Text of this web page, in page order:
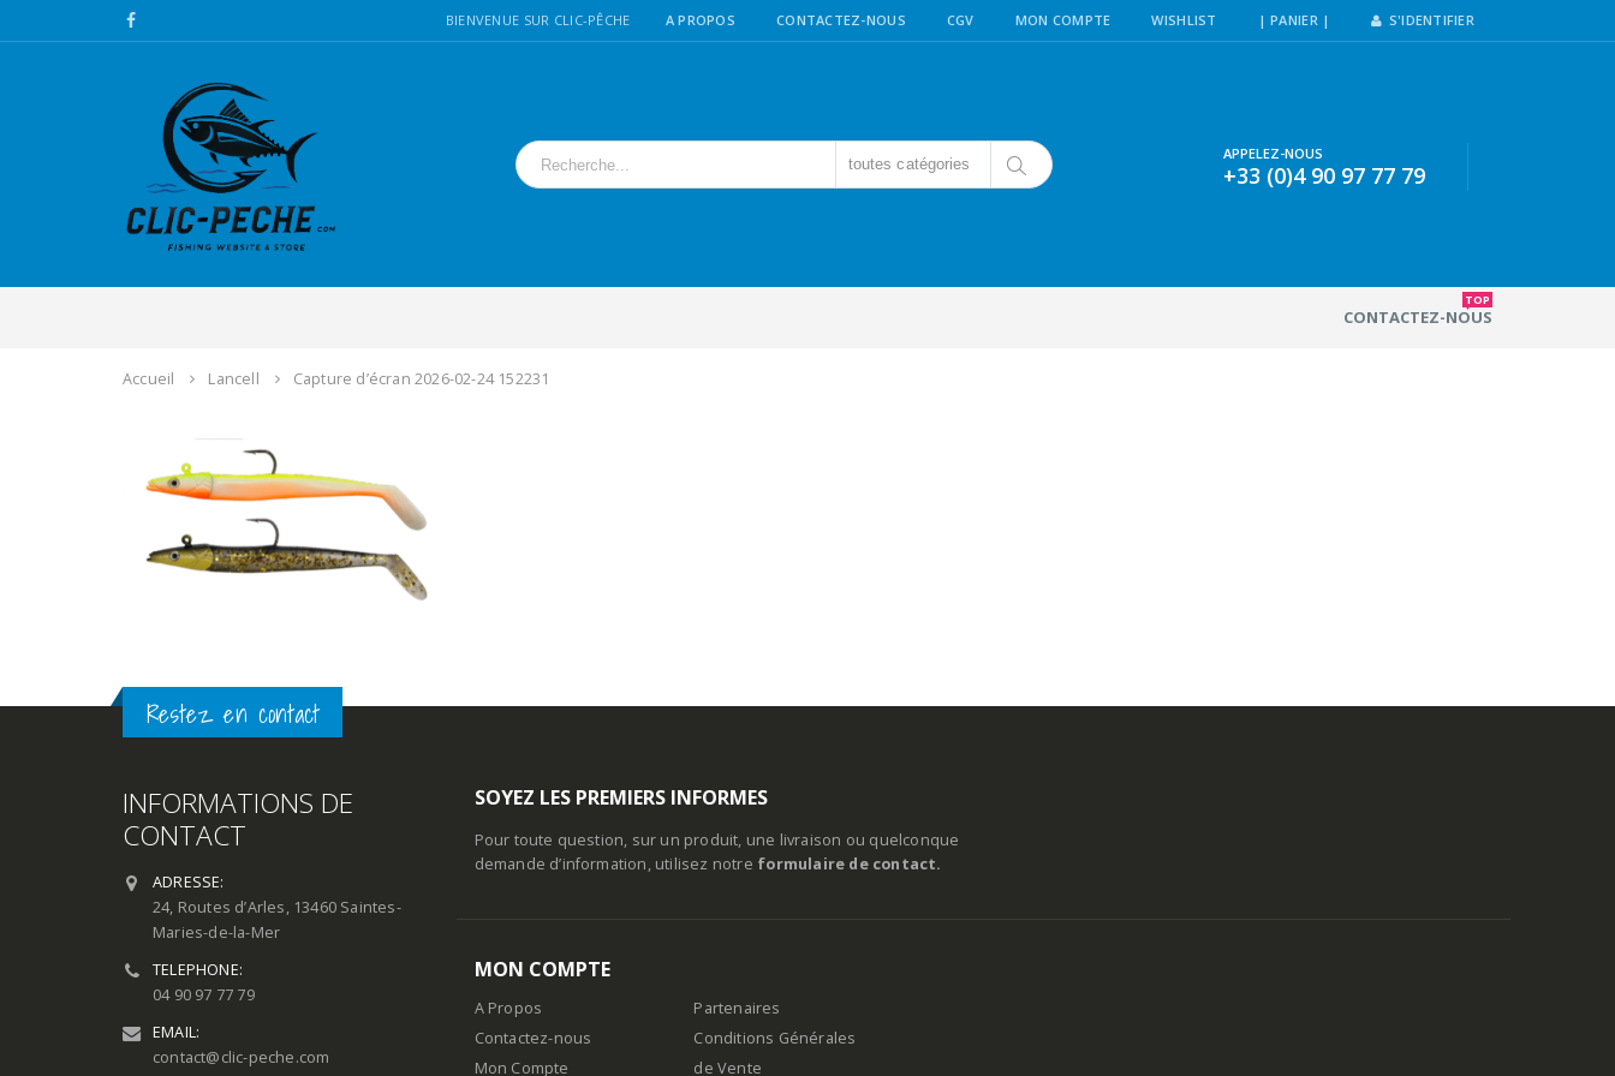
BIENVENUE SUR CLIC-PÊCHE A PROPOS CONTACTEZ-NOUS CGV MON COMPTE WISHLIST | PANIER | S'IDENTIFIER
toutes catégories
APPELEZ-NOUS
+33 (0)4 90 97 77 79
CONTACTEZ-NOUS
TOP
Accueil Lancell Capture d’écran 2026-02-24 152231
Restez en contact
INFORMATIONS DE
CONTACT
ADRESSE:
24, Routes d’Arles, 13460 Saintes-
Maries-de-la-Mer
TELEPHONE:
04 90 97 77 79
EMAIL:
contact@clic-peche.com
SOYEZ LES PREMIERS INFORMES
Pour toute question, sur un produit, une livraison ou quelconque
demande d’information, utilisez notre formulaire de contact.
MON COMPTE
A Propos
Contactez-nous
Mon Compte
Partenaires
Conditions Générales
de Vente